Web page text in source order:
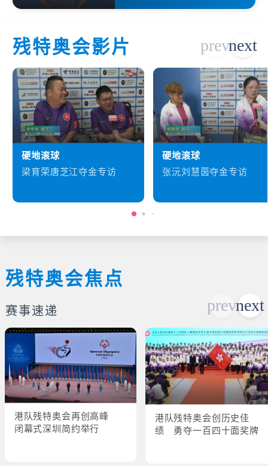
残特奥会影片
硬地滚球
梁育荣唐芝江夺金专访
硬地滚球
张沅刘慧茵夺金专访
残特奥会焦点
赛事速递
港队残特奥会再创高峰
闭幕式深圳简约举行
港队残特奥会创历史佳
绩 勇夺一百四十面奖牌